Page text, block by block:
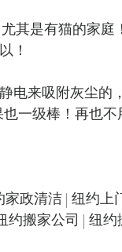
其是有猫的家
！
电来吸附灰尘
一级棒！再也
政清洁 | 纽约
约搬家公司 | 纽